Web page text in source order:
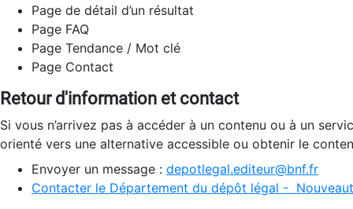
Page de détail d’un résultat
Page FAQ
Page Tendance / Mot clé
Page Contact
Retour d'information et contact
Si vous n’arrivez pas à accéder à un contenu ou à un
orienté vers une alternative accessible ou obtenir le
Envoyer un message : depotlegal.editeur@bnf.fr
Contacter le Département du dépôt légal -